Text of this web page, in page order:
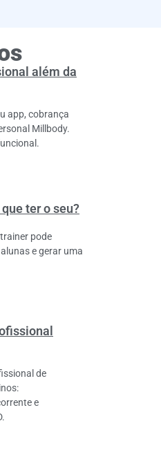
além da
app, cobrança
Millbody.
ter o seu?
pode
e gerar uma
de
e